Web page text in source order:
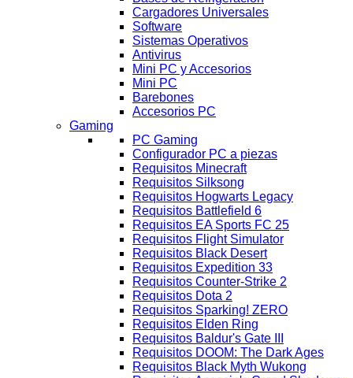
Cargadores Universales
Software
Sistemas Operativos
Antivirus
Mini PC y Accesorios
Mini PC
Barebones
Accesorios PC
Gaming
PC Gaming
Configurador PC a piezas
Requisitos Minecraft
Requisitos Silksong
Requisitos Hogwarts Legacy
Requisitos Battlefield 6
Requisitos EA Sports FC 25
Requisitos Flight Simulator
Requisitos Black Desert
Requisitos Expedition 33
Requisitos Counter-Strike 2
Requisitos Dota 2
Requisitos Sparking! ZERO
Requisitos Elden Ring
Requisitos Baldur's Gate III
Requisitos DOOM: The Dark Ages
Requisitos Black Myth Wukong